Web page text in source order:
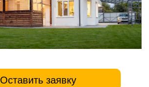
Оставить заявку